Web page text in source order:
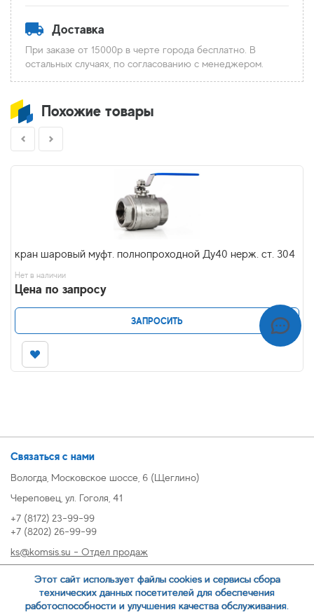
Доставка
При заказе от 15000р в черте города бесплатно. В
остальных случаях, по согласованию с менеджером.
Похожие товары
кран шаровый муфт. полнопроходной Ду40 нерж. ст. 304
Нет в наличии
Цена по запросу
ЗАПРОСИТЬ
Связаться с нами
Вологда, Московское шоссе, 6 (Щеглино)
Череповец, ул. Гоголя, 41
+7 (8172) 23-99-99
+7 (8202) 26-99-99
ks@komsis.su - Отдел продаж
oz@komsis.su - Отдел закупок
Этот сайт использует файлы cookies и сервисы сбора
технических данных посетителей для обеспечения
работоспособности и улучшения качества обслуживания.